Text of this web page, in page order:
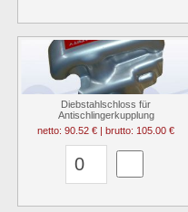
Diebstahlschloss für
Antischlingerkupplung
netto: 90.52 € | brutto: 105.00 €